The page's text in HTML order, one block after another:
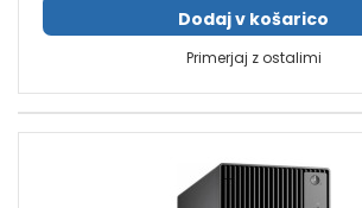
Dodaj v košarico
Primerjaj z ostalimi